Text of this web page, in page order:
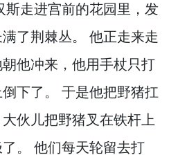
斯走进宫前的花园里， 发
了荆棘丛。
他正走来走
他冲来， 他用手杖只打
下了。
于是他把野猪扛
大伙儿把野猪叉在铁杆上
。
他们每天轮留去打